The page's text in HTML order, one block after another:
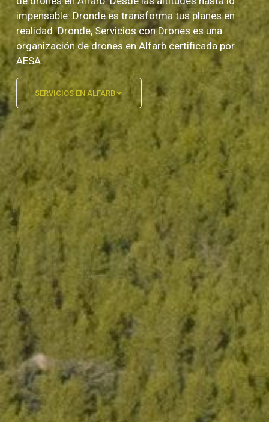
impensable: Dronde.es transforma tus planes en
realidad. Dronde, Servicios con Drones es una
organización de drones en Alfarb certificada por
AESA.
SERVICIOS EN ALFARB